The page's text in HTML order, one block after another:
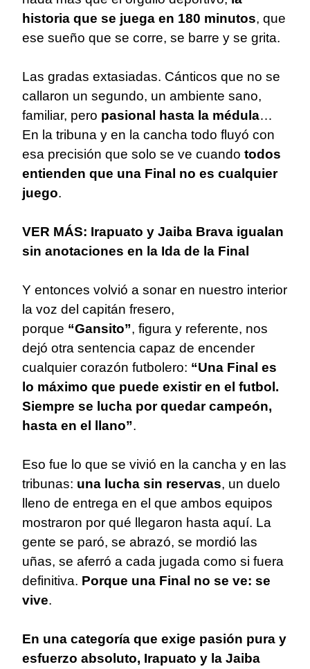
historia que se juega en 180 minutos, que
ese sueño que se corre, se barre y se grita.
Las gradas extasiadas. Cánticos que no se
callaron un segundo, un ambiente sano,
familiar, pero pasional hasta la médula…
En la tribuna y en la cancha todo fluyó con
esa precisión que solo se ve cuando todos
entienden que una Final no es cualquier
juego.
VER MÁS: Irapuato y Jaiba Brava igualan
sin anotaciones en la Ida de la Final
Y entonces volvió a sonar en nuestro interior
la voz del capitán fresero,
porque “Gansito”, figura y referente, nos
dejó otra sentencia capaz de encender
cualquier corazón futbolero: “Una Final es
lo máximo que puede existir en el futbol.
Siempre se lucha por quedar campeón,
hasta en el llano”.
Eso fue lo que se vivió en la cancha y en las
tribunas: una lucha sin reservas, un duelo
lleno de entrega en el que ambos equipos
mostraron por qué llegaron hasta aquí. La
gente se paró, se abrazó, se mordió las
uñas, se aferró a cada jugada como si fuera
definitiva. Porque una Final no se ve: se
vive.
En una categoría que exige pasión pura y
esfuerzo absoluto, Irapuato y la Jaiba